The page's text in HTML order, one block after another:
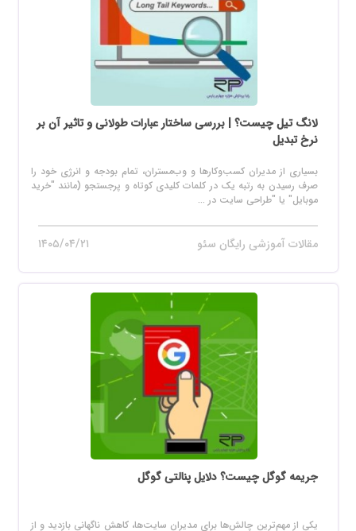
لانگ تیل چیست؟ | بررسی ساختار عبارات طولانی و تاثیر آن بر
نرخ تبدیل
بسیاری از مدیران کسب‌وکارها و وب‌مستران، تمام بودجه و انرژی خود را
صرف رسیدن به رتبه یک در کلمات کلیدی کوتاه و پرجستجو (مانند "خرید
موبایل" یا "طراحی سایت در ...
مقالات آموزشی رایگان سئو ۱۴۰۵/۰۴/۲۱
جریمه گوگل چیست؟ دلایل پنالتی گوگل
یکی از مهم‌ترین چالش‌ها برای مدیران سایت‌ها، کاهش ناگهانی بازدید و از